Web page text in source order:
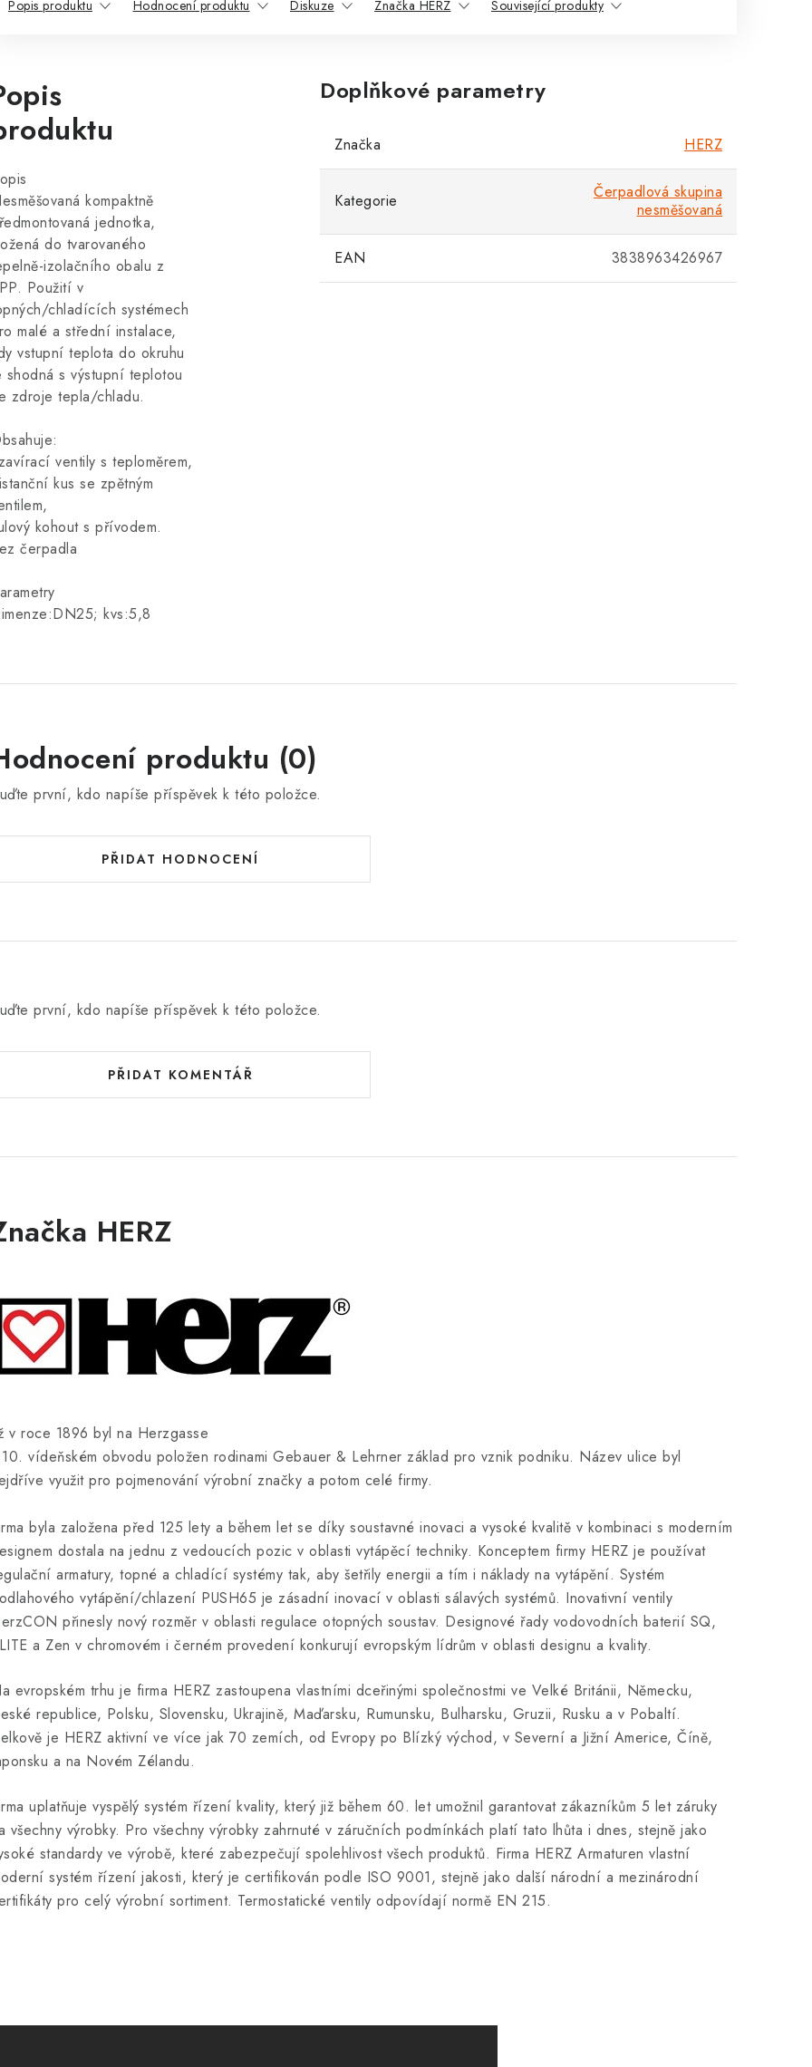
Popis produktu Hodnocení produktu Diskuze Značka HERZ Související produkty
kompaktně
jednotka,
do tvarovaného
izolačního obalu z
Použití v
chladících systémech
malé a střední instalace,
vstupní teplota do okruhu
shodná s výstupní teplotou
zdroje tepla/chladu.
ventily s teploměrem,
kus se zpětným
kohout s přívodem.
čerpadla
kvs:5,8
Doplňkové parametry
Značka HERZ
Kategorie
Čerpadlová skupina
nesměšovaná
EAN 3838963426967
produktu (0)
první, kdo napíše příspěvek k této položce.
PŘIDAT HODNOCENÍ
první, kdo napíše příspěvek k této položce.
PŘIDAT KOMENTÁŘ
HERZ
v roce 1896 byl na Herzgasse
vídeňském obvodu položen rodinami Gebauer & Lehrner základ pro vznik podniku. Název ulice byl
využit pro pojmenování výrobní značky a potom celé firmy.
byla založena před 125 lety a během let se díky soustavné inovaci a vysoké kvalitě v kombinaci s moderním
dostala na jednu z vedoucích pozic v oblasti vytápěcí techniky. Konceptem firmy HERZ je používat
armatury, topné a chladící systémy tak, aby šetřily energii a tím i náklady na vytápění. Systém
vytápění/chlazení PUSH65 je zásadní inovací v oblasti sálavých systémů. Inovativní ventily
přinesly nový rozměr v oblasti regulace otopných soustav. Designové řady vodovodních baterií SQ,
a Zen v chromovém i černém provedení konkurují evropským lídrům v oblasti designu a kvality.
evropském trhu je firma HERZ zastoupena vlastními dceřinými společnostmi ve Velké Británii, Německu,
republice, Polsku, Slovensku, Ukrajině, Maďarsku, Rumunsku, Bulharsku, Gruzii, Rusku a v Pobaltí.
je HERZ aktivní ve více jak 70 zemích, od Evropy po Blízký východ, v Severní a Jižní Americe, Číně,
a na Novém Zélandu.
uplatňuje vyspělý systém řízení kvality, který již během 60. let umožnil garantovat zákazníkům 5 let záruky
všechny výrobky. Pro všechny výrobky zahrnuté v záručních podmínkách platí tato lhůta i dnes, stejně jako
standardy ve výrobě, které zabezpečují spolehlivost všech produktů. Firma HERZ Armaturen vlastní
systém řízení jakosti, který je certifikován podle ISO 9001, stejně jako další národní a mezinárodní
pro celý výrobní sortiment. Termostatické ventily odpovídají normě EN 215.
Stačí napsat, poradíme s čímkoli.